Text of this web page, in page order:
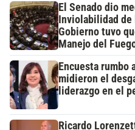
El Senado dio
Inviolabilidad de
Gobierno tuvo
Manejo del
Encuesta rumbo
midieron el
liderazgo en el
Ricardo